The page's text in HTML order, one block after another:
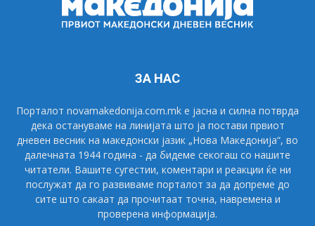
ЗА НАС
Порталот novamakedonija.com.mk е јасна и силна потврда
дека остануваме на линијата што ја постави првиот
дневен весник на македонски јазик „Нова Македонија“, во
далечната 1944 година - да бидеме секогаш со нашите
читатели. Вашите сугестии, коментари и реакции ќе ни
послужат да го развиваме порталот за да допреме до
сите што сакаат да прочитаат точна, навремена и
проверена информација.